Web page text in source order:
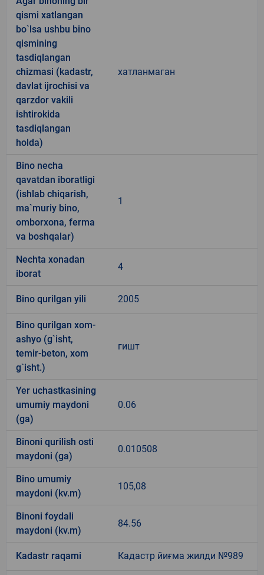
qismi xatlangan
bo`lsa ushbu bino
qismining
tasdiqlangan
chizmasi (kadastr,
davlat ijrochisi va
qarzdor vakili
ishtirokida
tasdiqlangan
holda)
хатланмаган
Bino necha
qavatdan iboratligi
(ishlab chiqarish,
ma`muriy bino,
omborxona, ferma
va boshqalar)
1
Nechta xonadan
iborat
4
Bino qurilgan yili 2005
Bino qurilgan xom-
ashyo (g`isht,
temir-beton, xom
g`isht.)
гишт
Yer uchastkasining
umumiy maydoni
(ga)
0.06
Binoni qurilish osti
maydoni (ga)
0.010508
Bino umumiy
maydoni (kv.m)
105,08
Binoni foydali
maydoni (kv.m)
84.56
Kadastr raqami Кадастр йиғма жилди №989